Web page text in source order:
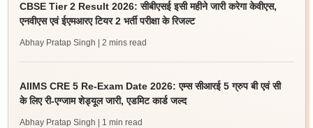
CBSE Tier 2 Result 2026: सीबीएसई इसी महीने जारी करेगा केवीएस,
एनवीएस एवं ईएमआरए टियर 2 भर्ती परीक्षा के रिजल्ट
Abhay Pratap Singh | 2 mins read
AIIMS CRE 5 Re-Exam Date 2026: एम्स सीआरई 5 ग्रुप बी एवं सी
के लिए री-एग्जाम शेड्यूल जारी, एडमिट कार्ड जल्द
Abhay Pratap Singh | 1 min read